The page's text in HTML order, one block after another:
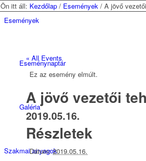
Események
Eseménynaptár
Galéria
Szakmai anyagok
Ön itt áll: Kezdőlap / Események / A jövő
« All Events
Ez az esemény elmúlt.
A jövő vezetői
2019.05.16.
Részletek
Dátum: 2019.05.16.